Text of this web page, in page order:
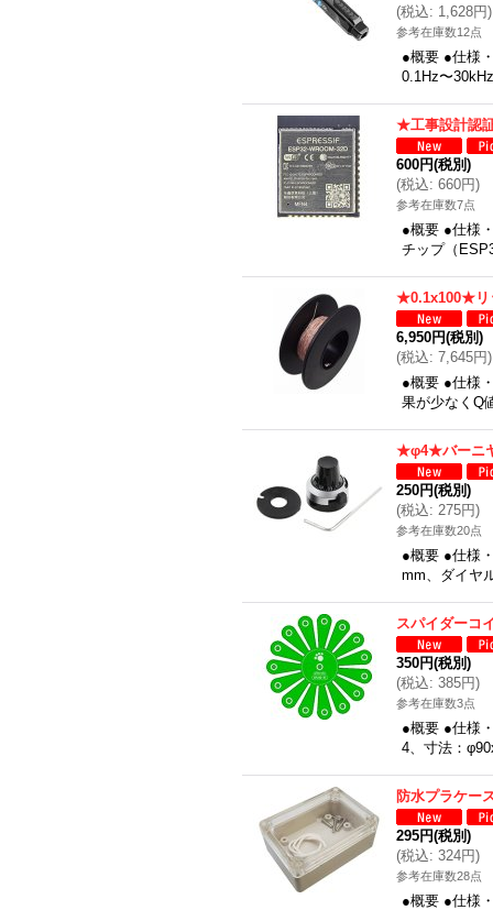
(税込: 1,628円)
参考在庫数12点
●概要 ●仕様
0.1Hz〜
★工事設計認
600円(税別)
(税込: 660円)
参考在庫数7点
●概要 ●仕様
チップ（
★0.1x100★リ
6,950円(税別)
(税込: 7,645円)
●概要 ●仕様
果が少なくQ
★φ4★バーニ
250円(税別)
(税込: 275円)
参考在庫数20点
●概要 ●仕様
mm、ダイヤ
スパイダーコ
350円(税別)
(税込: 385円)
参考在庫数3点
●概要 ●仕様
4、寸法：
防水プラケー
295円(税別)
(税込: 324円)
参考在庫数28点
●概要 ●仕様